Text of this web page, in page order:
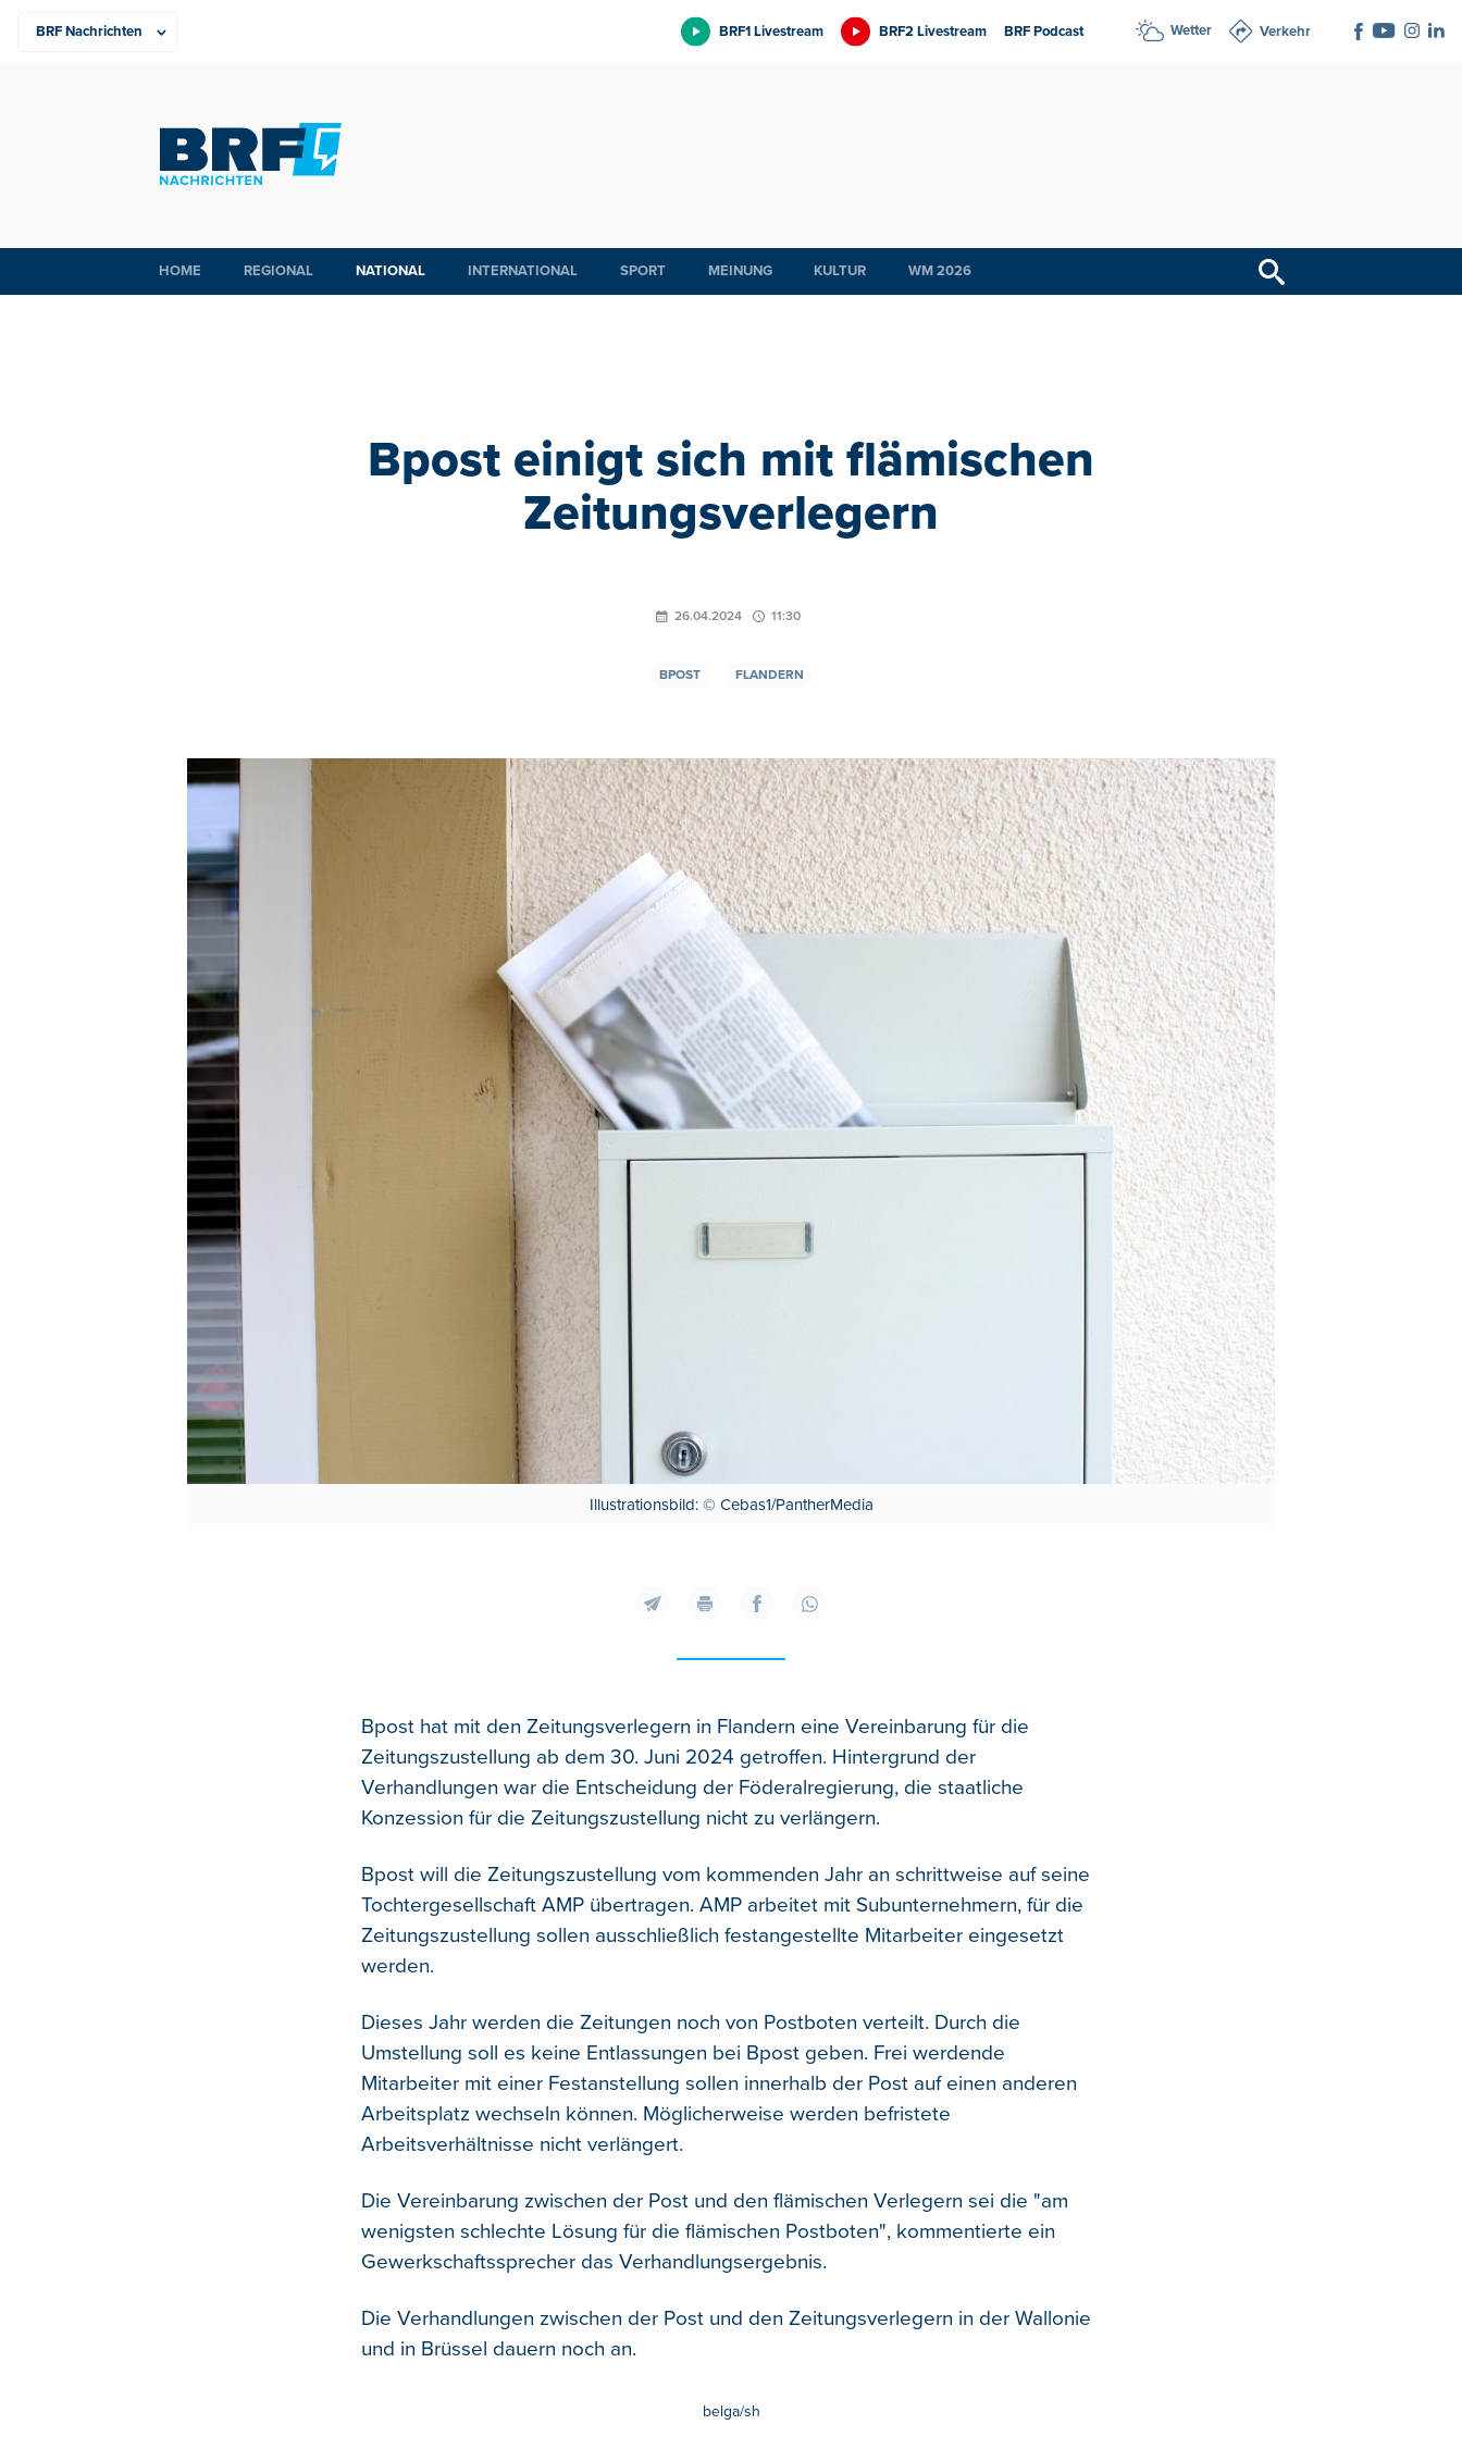
BRF1 Livestream BRF2 Livestream BRF Podcast Wetter Verkehr
HOME REGIONAL NATIONAL INTERNATIONAL SPORT MEINUNG KULTUR WM 2026
Bpost einigt sich mit flämischen
Zeitungsverlegern
26.04.2024 11:30
BPOST FLANDERN
Illustrationsbild: © Cebas1/PantherMedia
Bpost hat mit den Zeitungsverlegern in Flandern eine Vereinbarung für die
Zeitungszustellung ab dem 30. Juni 2024 getroffen. Hintergrund der
Verhandlungen war die Entscheidung der Föderalregierung, die staatliche
Konzession für die Zeitungszustellung nicht zu verlängern.
Bpost will die Zeitungszustellung vom kommenden Jahr an schrittweise auf seine
Tochtergesellschaft AMP übertragen. AMP arbeitet mit Subunternehmern, für die
Zeitungszustellung sollen ausschließlich festangestellte Mitarbeiter eingesetzt
werden.
Dieses Jahr werden die Zeitungen noch von Postboten verteilt. Durch die
Umstellung soll es keine Entlassungen bei Bpost geben. Frei werdende
Mitarbeiter mit einer Festanstellung sollen innerhalb der Post auf einen anderen
Arbeitsplatz wechseln können. Möglicherweise werden befristete
Arbeitsverhältnisse nicht verlängert.
Die Vereinbarung zwischen der Post und den flämischen Verlegern sei die "am
wenigsten schlechte Lösung für die flämischen Postboten", kommentierte ein
Gewerkschaftssprecher das Verhandlungsergebnis.
Die Verhandlungen zwischen der Post und den Zeitungsverlegern in der Wallonie
und in Brüssel dauern noch an.
belga/sh